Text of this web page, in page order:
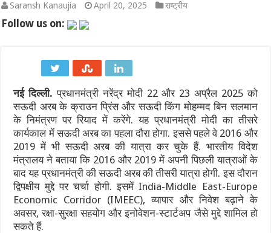
राष्ट्रगान और राष्ट्रगीत के सम्मान को लेकर कड़ा हुआ कानून: अनादर या
अमरनाथ यात्रा पर मौसम की मार: 8 अगस्त को जम्मू से यात्रा अस्थायी
भारत की वायु रक्षा में बड़ा कदम: छठी पीढ़ी के लड़ाकू विमान (6th
2027 वनडे वर्ल्ड कप: अफगानिस्तान ने सीधे क्वालिफाई कर रचा
भारत बनाम श्रीलंका टेस्ट सीरीज 2026: श्रीलंका क्रिकेट का बड़ा
Saransh Kanaujia April 20, 2025 राष्ट्रीय
Follow us on:
नई दिल्ली. प्रधानमंत्री नरेंद्र मोदी 22 और 23 अप्रैल 2025 को
सऊदी अरब के क्राउन प्रिंस और सऊदी किंग मोहम्मद बिन सलमान
के निमंत्रण पर रियाद में करेंगे. यह प्रधानमंत्री मोदी का तीसरे
कार्यकाल में सऊदी अरब का पहला दौरा होगा. इससे पहले वे 2016 और
2019 में भी सऊदी अरब की यात्रा कर चुके हैं. भारतीय विदेश
मंत्रालय ने बताया कि 2016 और 2019 में अपनी पिछली यात्राओं के
बाद यह प्रधानमंत्री की सऊदी अरब की तीसरी यात्रा होगी. इस दौरान
द्विपक्षीय मुद्दे पर चर्चा होगी. इसमें India-Middle East-Europe
Economic Corridor (IMEEC), व्यापार और निवेश बढ़ाने के
अवसर, रक्षा-सुरक्षा सहयोग और इनोवेशन-स्टार्टअप जैसे मुद्दे शामिल हो
सकते हैं.